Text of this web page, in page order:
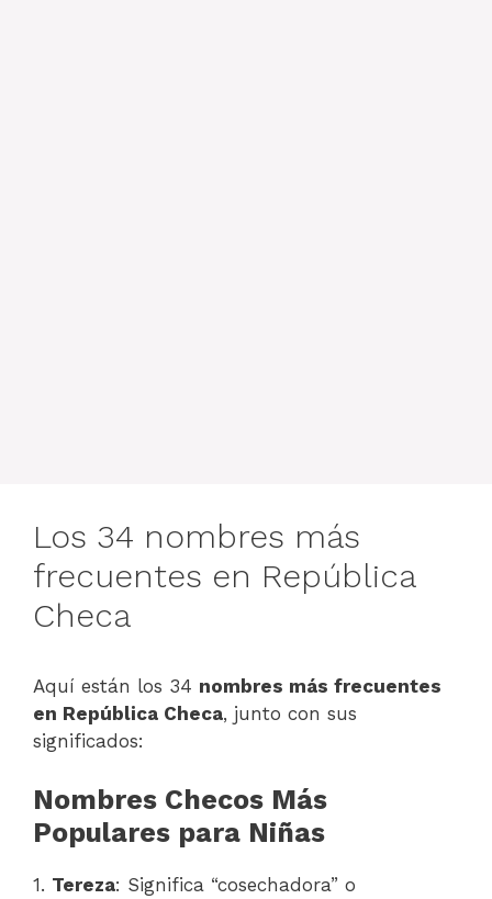
Los 34 nombres más
frecuentes en República
Checa
Aquí están los 34 nombres más frecuentes
en República Checa, junto con sus
significados:
Nombres Checos Más
Populares para Niñas
1. Tereza: Significa “cosechadora” o